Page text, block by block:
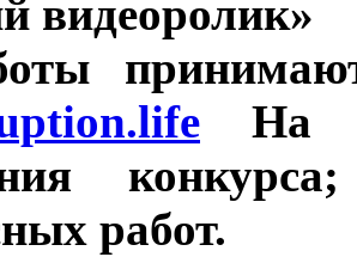
видеоролик»
На
работ.